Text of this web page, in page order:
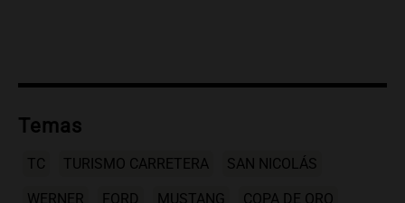
Temas
TC TURISMO CARRETERA SAN NICOLÁS
WERNER FORD MUSTANG COPA DE ORO